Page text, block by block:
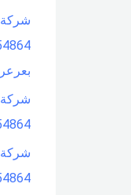
شركة
شركة
0551154864
شركة
0551154864